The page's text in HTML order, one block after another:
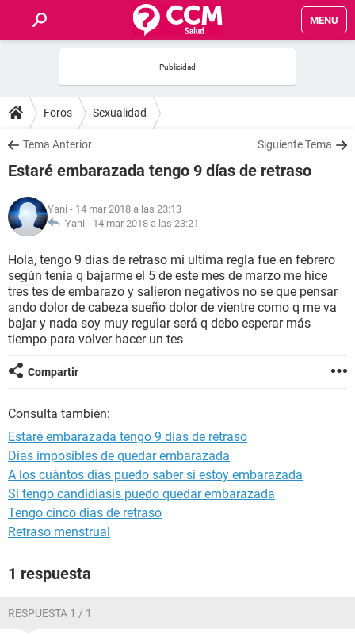
MENU
FOROS
SALUD
NUTRICIÓN
BIENESTAR
SEXUALIDAD
GLOSARIO
Foros Sexualidad
Tema Anterior Siguiente Tema
Estaré embarazada tengo 9 días de retraso
Yani - 14 mar 2018 a las 23:13
Yani - 14 mar 2018 a las 23:21
Hola, tengo 9 días de retraso mi ultima regla fue en febrero
según tenía q bajarme el 5 de este mes de marzo me hice
tres tes de embarazo y salieron negativos no se que pensar
ando dolor de cabeza sueño dolor de vientre como q me va
bajar y nada soy muy regular será q debo esperar más
tiempo para volver hacer un tes
Compartir
Consulta también:
Estaré embarazada tengo 9 días de retraso
Días imposibles de quedar embarazada
A los cuántos dias puedo saber si estoy embarazada
Si tengo candidiasis puedo quedar embarazada
Tengo cinco dias de retraso
Retraso menstrual
1 respuesta
RESPUESTA 1 / 1